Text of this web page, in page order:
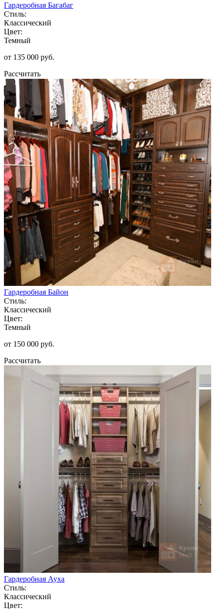
Гардеробная Багабаг
Стиль:
Классический
Цвет:
Темный
от 135 000 руб.
Рассчитать
Гардеробная Байон
Стиль:
Классический
Цвет:
Темный
от 150 000 руб.
Рассчитать
Гардеробная Ауха
Стиль:
Классический
Цвет: